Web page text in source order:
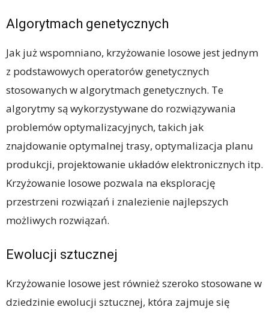
Algorytmach genetycznych
Jak już wspomniano, krzyżowanie losowe jest jednym
z podstawowych operatorów genetycznych
stosowanych w algorytmach genetycznych. Te
algorytmy są wykorzystywane do rozwiązywania
problemów optymalizacyjnych, takich jak
znajdowanie optymalnej trasy, optymalizacja planu
produkcji, projektowanie układów elektronicznych itp.
Krzyżowanie losowe pozwala na eksplorację
przestrzeni rozwiązań i znalezienie najlepszych
możliwych rozwiązań.
Ewolucji sztucznej
Krzyżowanie losowe jest również szeroko stosowane w
dziedzinie ewolucji sztucznej, która zajmuje się